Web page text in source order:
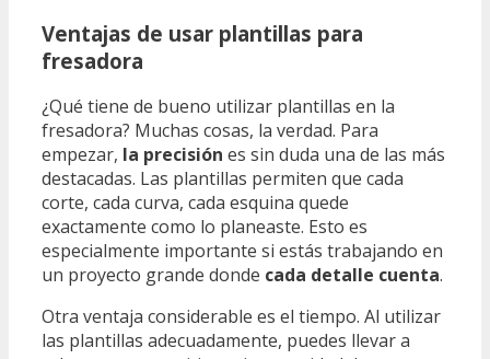
Ventajas de usar plantillas para
fresadora
¿Qué tiene de bueno utilizar plantillas en la
fresadora? Muchas cosas, la verdad. Para
empezar, la precisión es sin duda una de las más
destacadas. Las plantillas permiten que cada
corte, cada curva, cada esquina quede
exactamente como lo planeaste. Esto es
especialmente importante si estás trabajando en
un proyecto grande donde cada detalle cuenta.
Otra ventaja considerable es el tiempo. Al utilizar
las plantillas adecuadamente, puedes llevar a